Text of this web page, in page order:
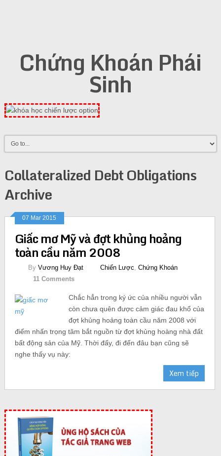
Chứng Khoán Phái
Sinh
Collateralized Debt Obligations
Archive
07 Mar 2015
Giấc mơ Mỹ và đợt khủng hoảng
toàn cầu năm 2008
By Vương Huy Đạt Chiến Lược Chứng Khoán
11 Comments
Chắc hẳn trong ký ức của nhiều người vẫn
còn chưa quên được cảm giác đau khổ của
đợt khủng hoảng toàn cầu năm 2008 với
điểm nhấn trọng tâm bắt nguồn từ đợt khủng hoàng nhà đất
bất động sản của Mỹ. Thời đấy, đi đến đâu bạn cũng sẽ
nghe thấy vụ này:
Xem tiếp